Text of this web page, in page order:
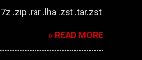
.zip .rar .lha .zst .tar.zst
» READ MORE